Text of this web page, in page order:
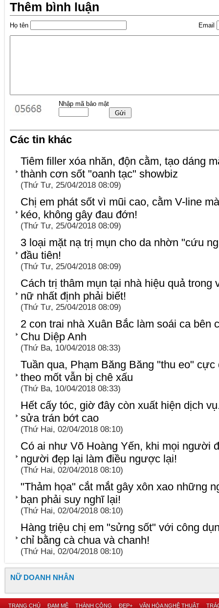
Thêm bình luận
Họ tên Email
Nhập mã bảo mật
Các tin khác
Tiêm filler xóa nhăn, độn cằm, tạo dáng
thành cơn sốt "oanh tạc" showbiz
(Thứ Tư, 25/04/2018 08:09)
Chị em phát sốt vì mũi cao, cằm V-line
kéo, không gây đau đớn!
(Thứ Tư, 25/04/2018 08:09)
3 loại mặt nạ trị mụn cho da nhờn "cứu
đầu tiên!
(Thứ Tư, 25/04/2018 08:09)
Cách trị thâm mụn tại nhà hiệu quả trong
nữ nhất định phải biết!
(Thứ Tư, 25/04/2018 08:09)
2 con trai nhà Xuân Bắc làm soái ca bên
Chu Diệp Anh
(Thứ Ba, 10/04/2018 08:33)
Tuần qua, Phạm Băng Băng "thu eo"
theo mốt vẫn bị chê xấu
(Thứ Ba, 10/04/2018 08:33)
Hết cấy tóc, giờ đây còn xuất hiện dịch
sửa trán bớt cao
(Thứ Hai, 02/04/2018 08:10)
Có ai như Võ Hoàng Yến, khi mọi người
người đẹp lại làm điều ngược lại!
(Thứ Hai, 02/04/2018 08:10)
"Thảm họa" cắt mắt gây xôn xao những
bạn phải suy nghĩ lại!
(Thứ Hai, 02/04/2018 08:10)
Hàng triệu chị em "sửng sốt" với công
chỉ bằng cà chua và chanh!
(Thứ Hai, 02/04/2018 08:10)
NỮ DOANH NHÂN
TRANG CHỦ ĐAM MÊ THÀNH CÔNG ĐẸP+ VĂN HÓA NGHỆ THUẬT